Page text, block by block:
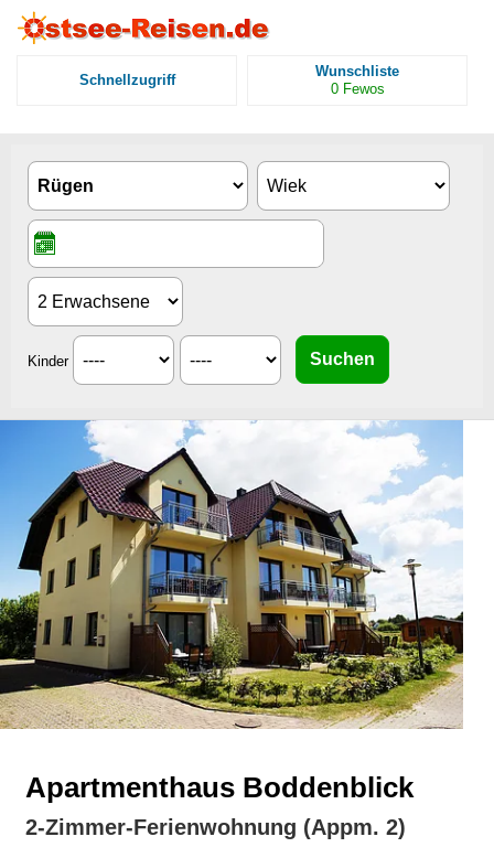
Schnellzugriff
Wunschliste
0 Fewos
Kinder
Apartmenthaus Boddenblick
2-Zimmer-Ferienwohnung (Appm. 2)